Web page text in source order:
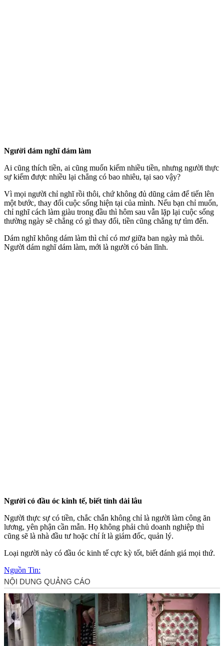
Người dám nghĩ dám làm
Ai cũng thích tiền, ai cũng muốn kiếm nhiều tiền, nhưng người thực
sự kiếm được nhiều lại chẳng có bao nhiêu, tại sao vậy?
Vì mọi người chỉ nghĩ rồi thôi, chứ không đủ dũng cảm để tiến lên
một bước, thay đổi cuộc sống hiện tại của mình. Nếu bạn chỉ muốn,
chỉ nghĩ cách làm giàu trong đầu thì hôm sau vẫn lặp lại cuộc sống
thường ngày sẽ chẳng có gì thay đổi, tiền cũng chẳng tự tìm đến.
Dám nghĩ không dám làm thì chỉ có mơ giữa ban ngày mà thôi.
Người dám nghĩ dám làm, mới là người có bản lĩnh.
Người có đầu óc kinh tế, biết tính dài lâu
Người thực sự có tiền, chắc chắn không chỉ là người làm công ăn
lương, yên phận cần mẫn. Họ không phải chủ doanh nghiệp thì
cũng sẽ là nhà đầu tư hoặc chí ít là giám đốc, quản lý.
Loại người này có đầu óc kinh tế cực kỳ tốt, biết đánh giá mọi thứ.
Nguồn Tin: